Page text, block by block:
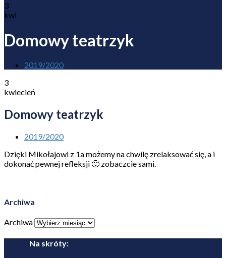
3
kwi
Domowy teatrzyk
2019/2020
3
kwiecień
Domowy teatrzyk
2019/2020
Dzięki Mikołajowi z 1a możemy na chwilę zrelaksować się, a i
dokonać pewnej refleksji 🙂 zobaczcie sami.
Archiwa
Archiwa
Na skróty: